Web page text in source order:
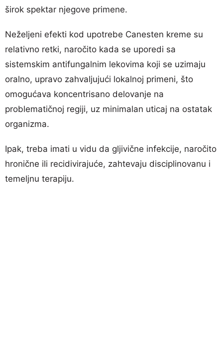
širok spektar njegove primene.
Neželjeni efekti kod upotrebe Canesten kreme su
relativno retki, naročito kada se uporedi sa
sistemskim antifungalnim lekovima koji se uzimaju
oralno, upravo zahvaljujući lokalnoj primeni, što
omogućava koncentrisano delovanje na
problematičnoj regiji, uz minimalan uticaj na ostatak
organizma.
Ipak, treba imati u vidu da gljivične infekcije, naročito
hronične ili recidivirajuće, zahtevaju disciplinovanu i
temeljnu terapiju.